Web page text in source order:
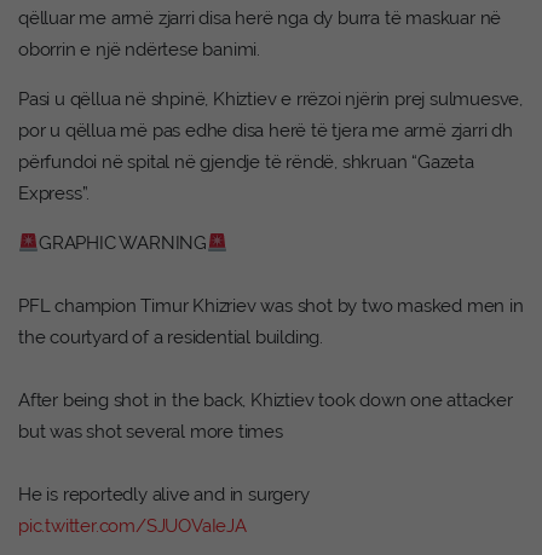
qëlluar me armë zjarri disa herë nga dy burra të maskuar në
oborrin e një ndërtese banimi.
Pasi u qëllua në shpinë, Khiztiev e rrëzoi njërin prej sulmuesve,
por u qëllua më pas edhe disa herë të tjera me armë zjarri dh
përfundoi në spital në gjendje të rëndë, shkruan “Gazeta
Express”.
GRAPHIC WARNING
PFL champion Timur Khizriev was shot by two masked men in
the courtyard of a residential building.
After being shot in the back, Khiztiev took down one attacker
but was shot several more times
He is reportedly alive and in surgery
pic.twitter.com/SJUOVaIeJA